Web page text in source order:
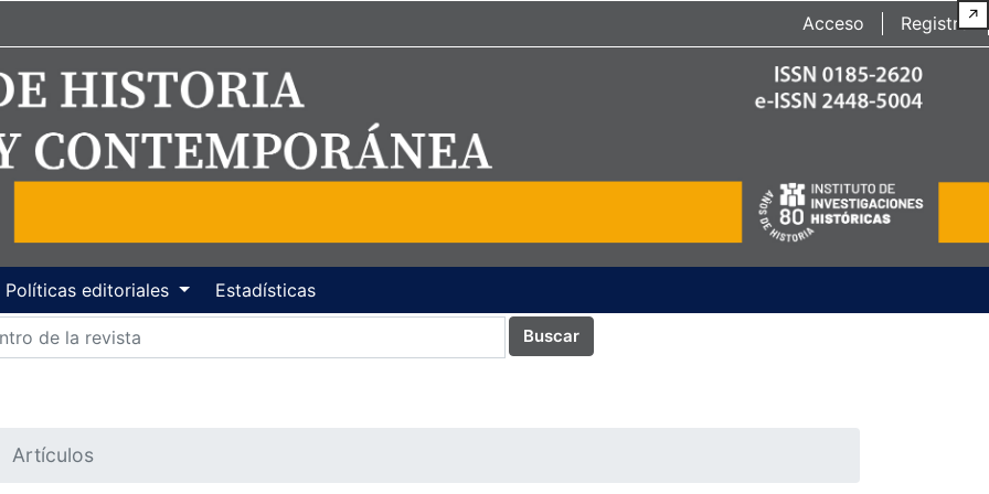
Acceso Registro
Políticas editoriales Estadísticas
Buscar
Artículos
↗